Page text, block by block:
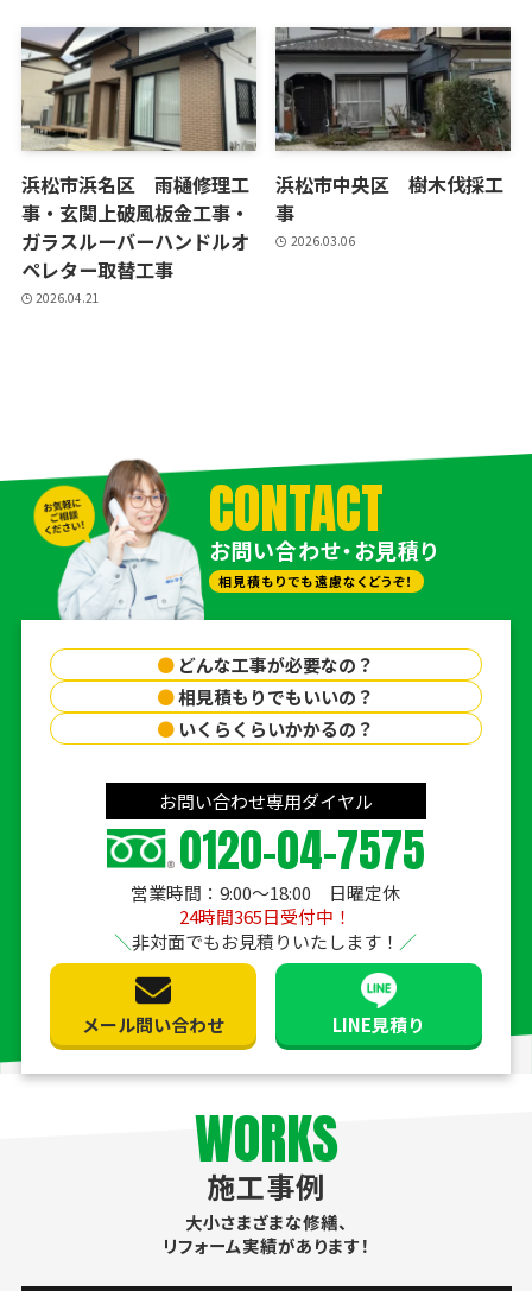
浜松市浜名区 雨樋修理工
事・玄関上破風板金工事・
ガラスルーバーハンドルオ
ペレター取替工事
2026.04.21
浜松市中央区 樹木伐採工
事
2026.03.06
CONTACT
お問い合わせ・お見積り
相見積もりでも遠慮なくどうぞ！
● どんな工事が必要なの？
●相見積もりでもいいの？
● いくらくらいかかるの？
お問い合わせ専用ダイヤル
0120-04-7575
営業時間：9:00〜18:00 日曜定休
24時間365日受付中！
非対面でもお見積りいたします！
メール問い合わせ LINE見積り
WORKS
施工事例
大小さまざまな修繕、
リフォーム実績があります！